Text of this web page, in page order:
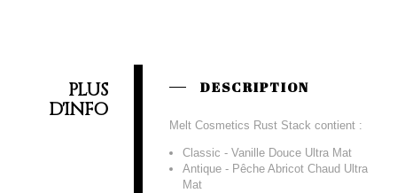
PLUS
D'INFO
DESCRIPTION
Melt Cosmetics Rust Stack contient :
Classic - Vanille Douce Ultra Mat
Antique - Pêche Abricot Chaud Ultra
Mat